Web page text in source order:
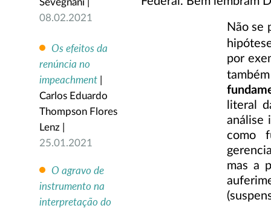
Sevegnani |
08.02.2021
Os efeitos da
renúncia no
impeachment
Carlos Eduardo
Thompson Flores
Lenz |
25.01.2021
O agravo de
instrumento na
interpretação do
Não se
por
literal
análise
como
mas a